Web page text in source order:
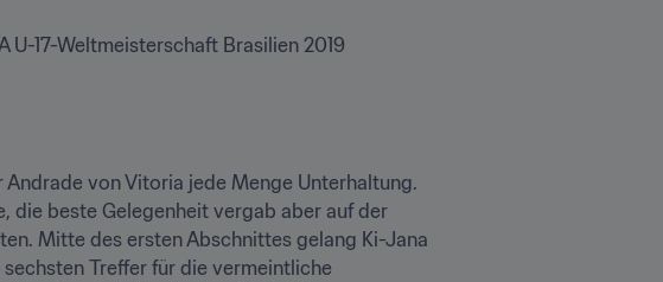
U-17-Weltmeisterschaft Brasilien 2019
von Vitoria jede Menge Unterhaltung.
die beste Gelegenheit vergab aber auf der
Mitte des ersten Abschnittes gelang Ki-Jana
Treffer für die vermeintliche